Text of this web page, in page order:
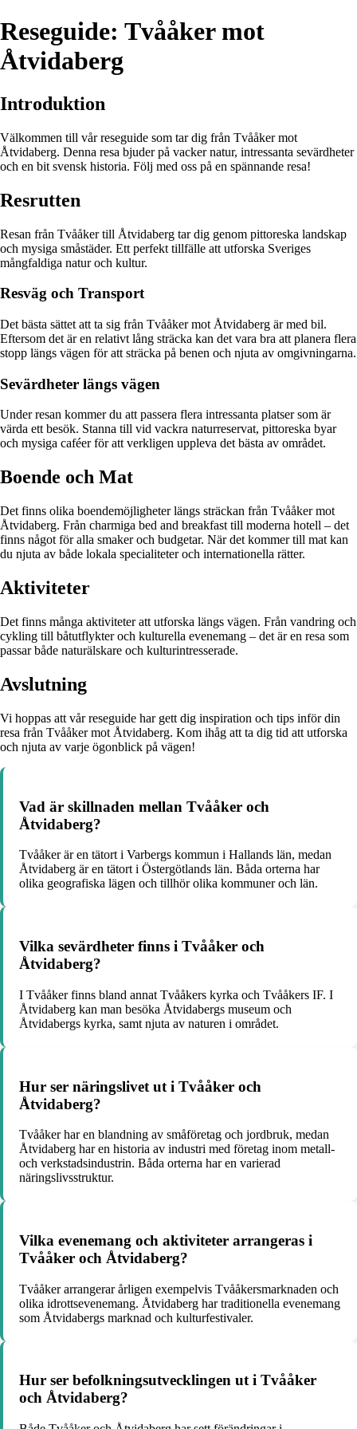
Reseguide: Tvååker mot
Åtvidaberg
Introduktion
Välkommen till vår reseguide som tar dig från Tvååker mot
Åtvidaberg. Denna resa bjuder på vacker natur, intressanta sevärdheter
och en bit svensk historia. Följ med oss på en spännande resa!
Resrutten
Resan från Tvååker till Åtvidaberg tar dig genom pittoreska landskap
och mysiga småstäder. Ett perfekt tillfälle att utforska Sveriges
mångfaldiga natur och kultur.
Resväg och Transport
Det bästa sättet att ta sig från Tvååker mot Åtvidaberg är med bil.
Eftersom det är en relativt lång sträcka kan det vara bra att planera flera
stopp längs vägen för att sträcka på benen och njuta av omgivningarna.
Sevärdheter längs vägen
Under resan kommer du att passera flera intressanta platser som är
värda ett besök. Stanna till vid vackra naturreservat, pittoreska byar
och mysiga caféer för att verkligen uppleva det bästa av området.
Boende och Mat
Det finns olika boendemöjligheter längs sträckan från Tvååker mot
Åtvidaberg. Från charmiga bed and breakfast till moderna hotell – det
finns något för alla smaker och budgetar. När det kommer till mat kan
du njuta av både lokala specialiteter och internationella rätter.
Aktiviteter
Det finns många aktiviteter att utforska längs vägen. Från vandring och
cykling till båtutflykter och kulturella evenemang – det är en resa som
passar både naturälskare och kulturintresserade.
Avslutning
Vi hoppas att vår reseguide har gett dig inspiration och tips inför din
resa från Tvååker mot Åtvidaberg. Kom ihåg att ta dig tid att utforska
och njuta av varje ögonblick på vägen!
Vad är skillnaden mellan Tvååker och
Åtvidaberg?
Tvååker är en tätort i Varbergs kommun i Hallands län, medan
Åtvidaberg är en tätort i Östergötlands län. Båda orterna har
olika geografiska lägen och tillhör olika kommuner och län.
Vilka sevärdheter finns i Tvååker och
Åtvidaberg?
I Tvååker finns bland annat Tvååkers kyrka och Tvååkers IF. I
Åtvidaberg kan man besöka Åtvidabergs museum och
Åtvidabergs kyrka, samt njuta av naturen i området.
Hur ser näringslivet ut i Tvååker och
Åtvidaberg?
Tvååker har en blandning av småföretag och jordbruk, medan
Åtvidaberg har en historia av industri med företag inom metall-
och verkstadsindustrin. Båda orterna har en varierad
näringslivsstruktur.
Vilka evenemang och aktiviteter arrangeras i
Tvååker och Åtvidaberg?
Tvååker arrangerar årligen exempelvis Tvååkersmarknaden och
olika idrottsevenemang. Åtvidaberg har traditionella evenemang
som Åtvidabergs marknad och kulturfestivaler.
Hur ser befolkningsutvecklingen ut i Tvååker
och Åtvidaberg?